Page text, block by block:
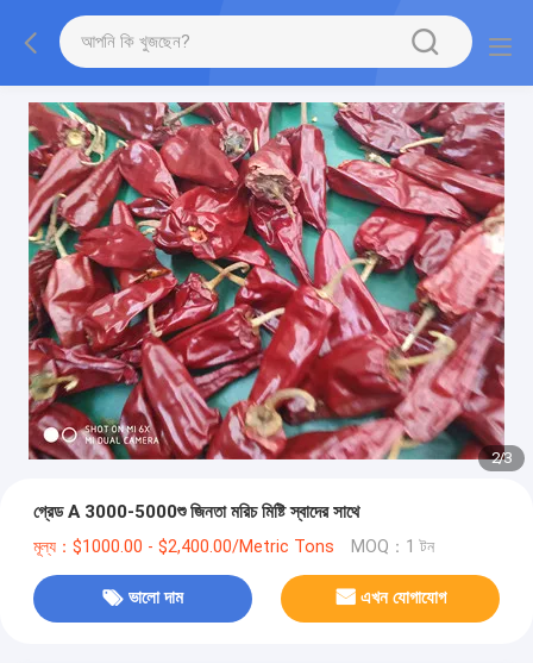
2/3
গ্রেড A 3000-5000শু জিনতা মরিচ মিষ্টি স্বাদের সাথে
মূল্য：$1000.00 - $2,400.00/Metric Tons MOQ：1 টন
ভালো দাম এখন যোগাযোগ